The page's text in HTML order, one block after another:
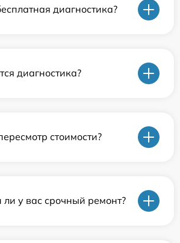
диагностика?
диагностика?
стоимости?
у вас срочный ремонт?